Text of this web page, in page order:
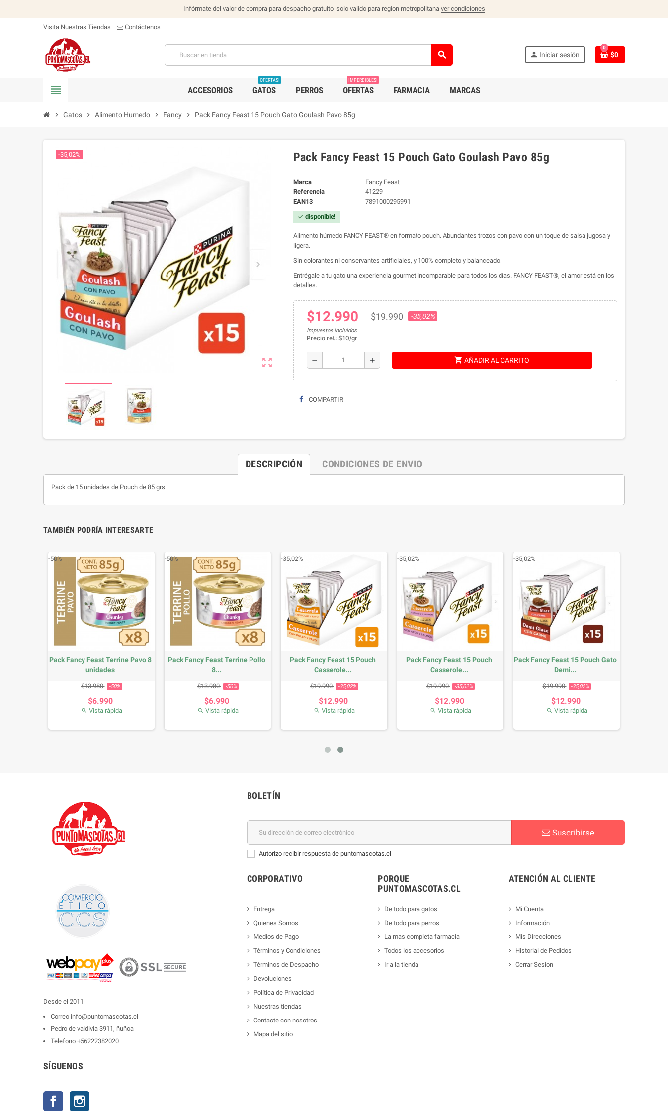
Infórmate del valor de compra para despacho gratuito, solo valido para region metropolitana ver condiciones
Visita Nuestras Tiendas Contáctenos
search person Iniciar sesión
0
$0
view_headline ACCESORIOS GATOS
OFERTAS!
PERROS OFERTAS
IMPERDIBLES!
FARMACIA MARCAS
chevron_right Gatos chevron_right Alimento Humedo chevron_right Fancy chevron_right Pack Fancy Feast 15 Pouch Gato Goulash Pavo 85g
zoom_out_map
-35,02% Pack Fancy Feast 15 Pouch Gato Goulash Pavo 85g
Marca
Fancy Feast
Referencia
41229
EAN13
7891000295991
check disponible!
Alimento húmedo FANCY FEAST® en formato pouch. Abundantes trozos con pavo con un toque de salsa jugosa y
ligera.
Sin colorantes ni conservantes artificiales, y 100% completo y balanceado.
Entrégale a tu gato una experiencia gourmet incomparable para todos los días. FANCY FEAST®, el amor está en los
detalles.
$12.990 $19.990 -35,02%
Impuestos incluidos
Precio ref.: $10/gr
remove add shopping_cart AÑADIR AL CARRITO
COMPARTIR
DESCRIPCIÓN CONDICIONES DE ENVIO
Pack de 15 unidades de Pouch de 85 grs
TAMBIÉN PODRÍA INTERESARTE
Pack Fancy Feast Terrine Pavo 8
unidades
Precio base
$13.980 -50% Precio
$6.990
-50%
 Vista rápida
Pack Fancy Feast Terrine Pollo
8...
Precio base
$13.980 -50% Precio
$6.990
-50%
 Vista rápida
Pack Fancy Feast 15 Pouch
Casserole...
Precio base
$19.990 -35,02% Precio
$12.990
-35,02%
 Vista rápida
Pack Fancy Feast 15 Pouch
Casserole...
Precio base
$19.990 -35,02% Precio
$12.990
-35,02%
 Vista rápida
Pack Fancy Feast 15 Pouch Gato
Demi...
Precio base
$19.990 -35,02% Precio
$12.990
-35,02%
 Vista rápida
Desde el 2011
Correo info@puntomascotas.cl
Pedro de valdivia 3911, ñuñoa
Telefono +56222382020
SÍGUENOS
Facebook
BOLETÍN
Suscribirse
Autorizo recibir respuesta de puntomascotas.cl
CORPORATIVO
Entrega
Quienes Somos
Medios de Pago
Términos y Condiciones
Términos de Despacho
Devoluciones
Política de Privacidad
Nuestras tiendas
Contacte con nosotros
Mapa del sitio
PORQUE
PUNTOMASCOTAS.CL
De todo para gatos
De todo para perros
La mas completa farmacia
Todos los accesorios
Ir a la tienda
ATENCIÓN AL CLIENTE
Mi Cuenta
Información
Mis Direcciones
Historial de Pedidos
Cerrar Sesion